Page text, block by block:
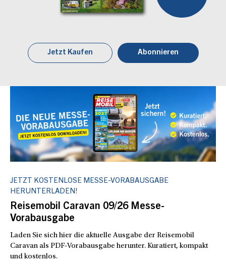
Jetzt Kaufen Abonnieren
JETZT KOSTENLOSE MESSE-VORABAUSGABE
HERUNTERLADEN!
Reisemobil Caravan 09/26 Messe-
Vorabausgabe
Laden Sie sich hier die aktuelle Ausgabe der Reisemobil
Caravan als PDF-Vorabausgabe herunter. Kuratiert, kompakt
und kostenlos.